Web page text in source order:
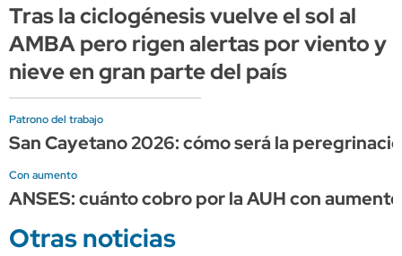
Tras la ciclogénesis vuelve el sol al
AMBA pero rigen alertas por viento y
nieve en gran parte del país
Patrono del trabajo
San Cayetano 2026: cómo será la
Con aumento
ANSES: cuánto cobro por la AUH con
Otras noticias